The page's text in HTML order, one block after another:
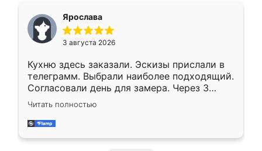
Ярослава
3 августа 2026
Кухню здесь заказали. Эскизы прислали в
телеграмм. Выбрали наиболее подходящий.
Согласовали день для замера. Через 3
недели кухня была уже готова. Остались
довольны работой. Спасибо Ренессанс
мебель за качественную работу!
Читать полностью